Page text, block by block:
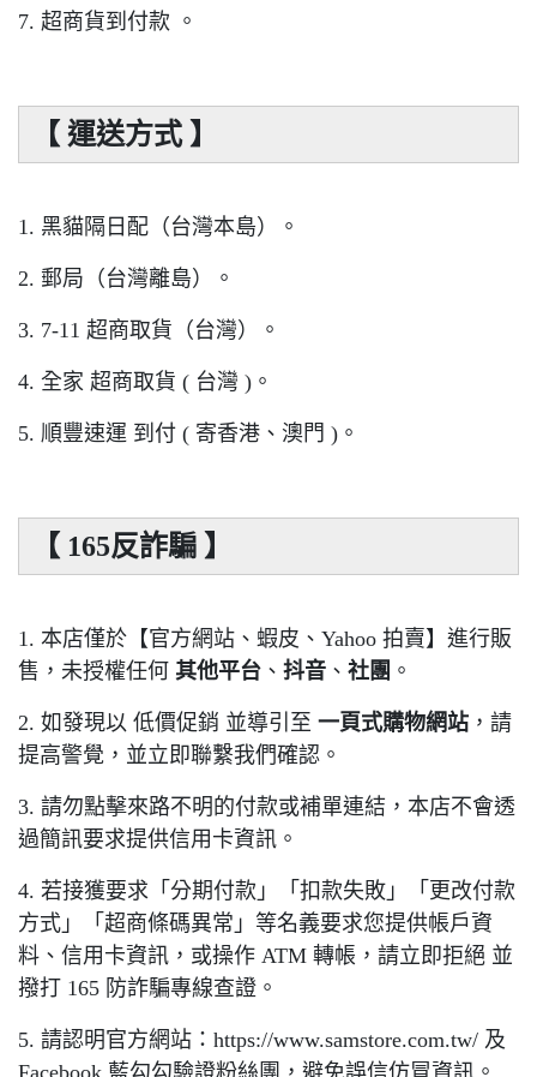
7. 超商貨到付款 。
【 運送方式 】
1. 黑貓隔日配（台灣本島）。
2. 郵局（台灣離島）。
3. 7-11 超商取貨（台灣）。
4. 全家 超商取貨 ( 台灣 )。
5. 順豐速運 到付 ( 寄香港、澳門 )。
【 165反詐騙 】
1. 本店僅於【官方網站、蝦皮、Yahoo 拍賣】進行販
售，未授權任何 其他平台 、 抖音 、 社團 。
2. 如發現以 低價促銷 並導引至 一頁式購物網站 ，請
提高警覺，並立即聯繫我們確認。
3. 請勿點擊來路不明的付款或補單連結，本店不會透
過簡訊要求提供信用卡資訊。
4. 若接獲要求「分期付款」「扣款失敗」「更改付款
方式」「超商條碼異常」等名義要求您提供帳戶資
料、信用卡資訊，或操作 ATM 轉帳，請立即拒絕 並
撥打 165 防詐騙專線查證。
5. 請認明官方網站：https://www.samstore.com.tw/ 及
Facebook 藍勾勾驗證粉絲團，避免誤信仿冒資訊。